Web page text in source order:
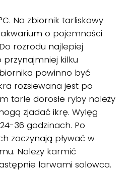
Na zbiornik tarliskowy
o pojemności
rozrodu najlepiej
kilku
powinno być
rozsiewana jest po
tarle dorosłe ryby należy
zjadać ikrę. Wylęg
36 godzinach. Po
zaczynają pływać w
Należy karmić
larwami solowca.